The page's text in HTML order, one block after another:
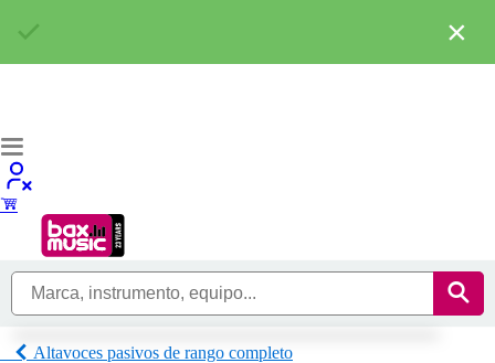
Altavoces pasivos de rango completo
×